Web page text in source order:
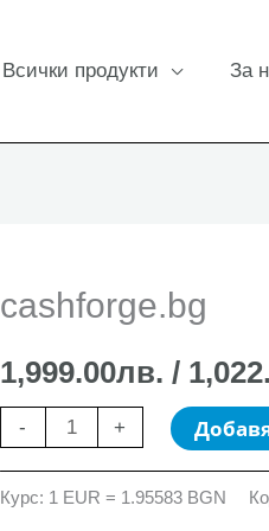
Всички продукти За
cashforge.bg
1,999.00лв. /
-
количество
cashforge.bg
+
Курс: 1 EUR = 1.95583 BGN